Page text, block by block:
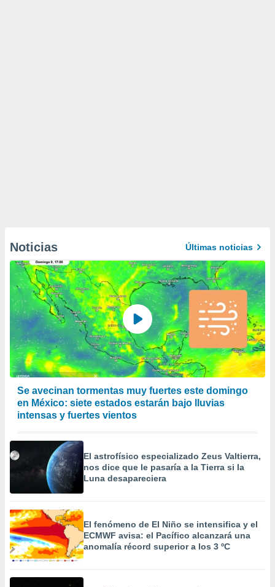
Noticias Últimas noticias
Se avecinan tormentas muy fuertes este domingo
en México: siete estados estarán bajo lluvias
intensas y fuertes vientos
El astrofísico especializado Zeus Valtierra,
nos dice que le pasaría a la Tierra si la
Luna desapareciera
El fenómeno de El Niño se intensifica y el
ECMWF avisa: el Pacífico alcanzará una
anomalía récord superior a los 3 ºC